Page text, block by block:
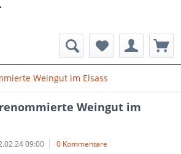
Weingut im Elsass
Weingut im
09:00 0 Kommentare